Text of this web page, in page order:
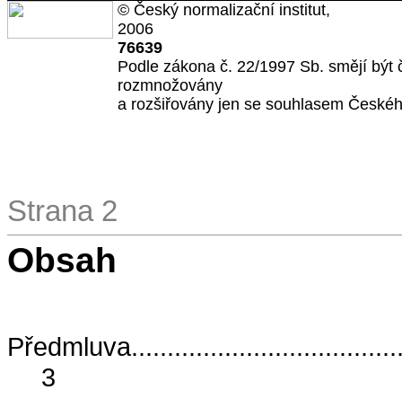
© Český normalizační institut,
2006
76639
Podle zákona č. 22/1997 Sb. smějí být
rozmnožovány
a rozšiřovány jen se souhlasem
Strana 2
Obsah
Předmluva
3